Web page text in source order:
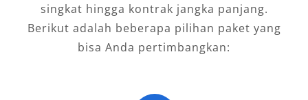
singkat hingga kontrak jangka panjang.
Berikut adalah beberapa pilihan paket yang
bisa Anda pertimbangkan: